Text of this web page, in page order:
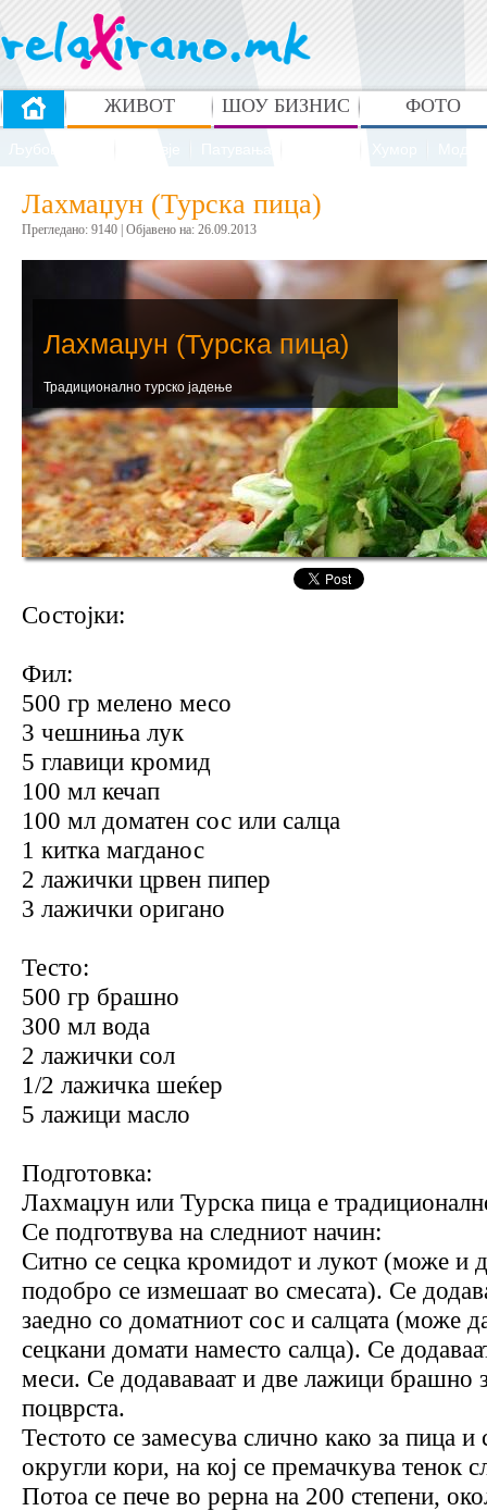
ЖИВОТ ШОУ БИЗНИС ФОТО
Лахмаџун (Турска пица)
Прегледано: 9140 | Oбјавено на: 26.09.2013
Лахмаџун (Турска пица)
Традиционално турско јадење
Состојки:
Фил:
500 гр мелено месо
3 чешниња лук
5 главици кромид
100 мл кечап
100 мл доматен сос или салца
1 китка магданос
2 лажички црвен пипер
3 лажички оригано
Тесто:
500 гр брашно
300 мл вода
2 лажички сол
1/2 лажичка шеќер
5 лажици масло
Подготовка:
Лахмаџун или Турска пица е
Се подготвува на следниот начин:
Ситно се сецка кромидот и лукот (може и
подобро се измешаат во смесата). Се
заедно со доматниот сос и салцата (може
сецкани домати наместо салца). Се
меси. Се додававаат и две лажици брашно
поцврста.
Тестото се замесува слично како за пица и
округли кори, на кој се премачкува тенок
Потоа се пече во рерна на 200 степени,